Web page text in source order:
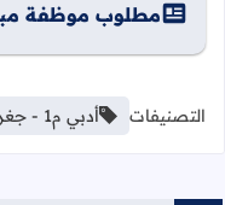
مطلوب موظفة
التصنيفات أدبي م1 - جغرافيا